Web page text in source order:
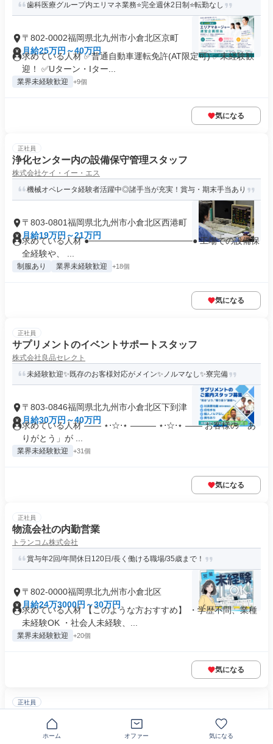
歯科医療グループ内エリマネ業務⭐完全週休2日制⭐転勤なし
〒802-0002福岡県北九州市小倉北区京町
月給25万円～40万円
求めている人材 ✅普通自動車運転免許(AT限定可) ✅未経験歓
迎！ ✅Uターン・Iター...
業界未経験歓迎 +9個
気になる
正社員
浄化センター内の設備保守管理スタッフ
株式会社ケイ・イー・エス
機械オペレータ経験者活躍中◎諸手当が充実！賞与・期末手当あり
〒803-0801福岡県北九州市小倉北区西港町
月給19万円～21万円
求めている人材 ●─────────────────● 工場での設備保
全経験や、 ...
制服あり 業界未経験歓迎 +18個
気になる
正社員
サプリメントのイベントサポートスタッフ
株式会社良品セレクト
未経験歓迎✨既存のお客様対応がメイン✨ノルマなし✨寮完備
〒803-0846福岡県北九州市小倉北区下到津
月給30万円～40万円
求めている人材 ―― ⋆⋅☆⋅⋆ ――― ⋆⋅☆⋅⋆ ―― お客様の「あ
りがとう」が ...
業界未経験歓迎 +31個
気になる
正社員
物流会社の内勤営業
トランコム株式会社
賞与年2回/年間休日120日/長く働ける職場/35歳まで！
〒802-0000福岡県北九州市小倉北区
月給24万3000円～30万円
求めている人材 【このような方おすすめ】 ・学歴不問、業種
未経験OK ・社会人未経験、...
業界未経験歓迎 +20個
気になる
正社員
株式会社アンサー倶楽部
ホーム オファー 気になる